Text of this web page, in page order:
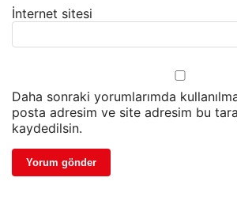
İnternet sitesi
Daha sonraki yorumlarımda
posta adresim ve site adresim bu
kaydedilsin.